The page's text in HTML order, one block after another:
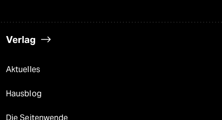
Verlag
Aktuelles
Hausblog
Die Seitenwende